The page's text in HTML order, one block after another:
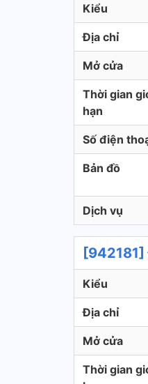
Kiểu
Địa chỉ
Mở cửa
Thời gian
hạn
Số điện
Bản đồ
Dịch vụ
Kiểu
Địa chỉ
Mở cửa
Thời gian